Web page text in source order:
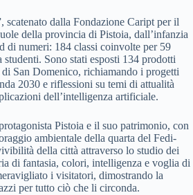
dalla Fondazione Caript per il
della provincia di Pistoia, dall’infanzia
di numeri: 184 classi coinvolte per 59
Sono stati esposti 134 prodotti
San Domenico, richiamando i progetti
2030 e riflessioni su temi di attualità
dell’intelligenza artificiale.
Pistoia e il suo patrimonio, con
ambientale della quarta del Fedi-
della città attraverso lo studio dei
di fantasia, colori, intelligenza e voglia di
i visitatori, dimostrando la
per tutto ciò che li circonda.